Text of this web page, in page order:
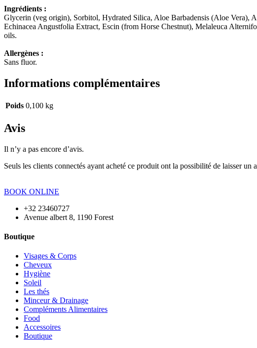
Ingrédients :
Glycerin (veg origin), Sorbitol, Hydrated Silica, Aloe Barbadensis (Aloe Vera),
Echinacea Angustfolia Extract, Escin (from Horse Chestnut), Melaleuca
oils.
Allergènes :
Sans fluor.
Informations complémentaires
Poids 0,100 kg
Avis
Il n’y a pas encore d’avis.
Seuls les clients connectés ayant acheté ce produit ont la possibilité de laisser un
BOOK ONLINE
+32 23460727
Avenue albert 8, 1190 Forest
Boutique
Visages & Corps
Cheveux
Hygiène
Soleil
Les thés
Minceur & Drainage
Compléments Alimentaires
Food
Accessoires
Boutique